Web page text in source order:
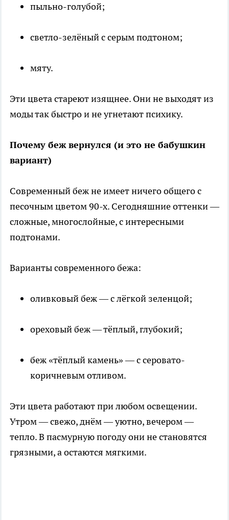
пыльно-голубой;
светло-зелёный с серым подтоном;
мяту.
Эти цвета стареют изящнее. Они не выходят из
моды так быстро и не угнетают психику.
Почему беж вернулся (и это не бабушкин
вариант)
Современный беж не имеет ничего общего с
песочным цветом 90-х. Сегодняшние оттенки —
сложные, многослойные, с интересными
подтонами.
Варианты современного бежа:
оливковый беж — с лёгкой зеленцой;
ореховый беж — тёплый, глубокий;
беж «тёплый камень» — с серовато-
коричневым отливом.
Эти цвета работают при любом освещении.
Утром — свежо, днём — уютно, вечером —
тепло. В пасмурную погоду они не становятся
грязными, а остаются мягкими.